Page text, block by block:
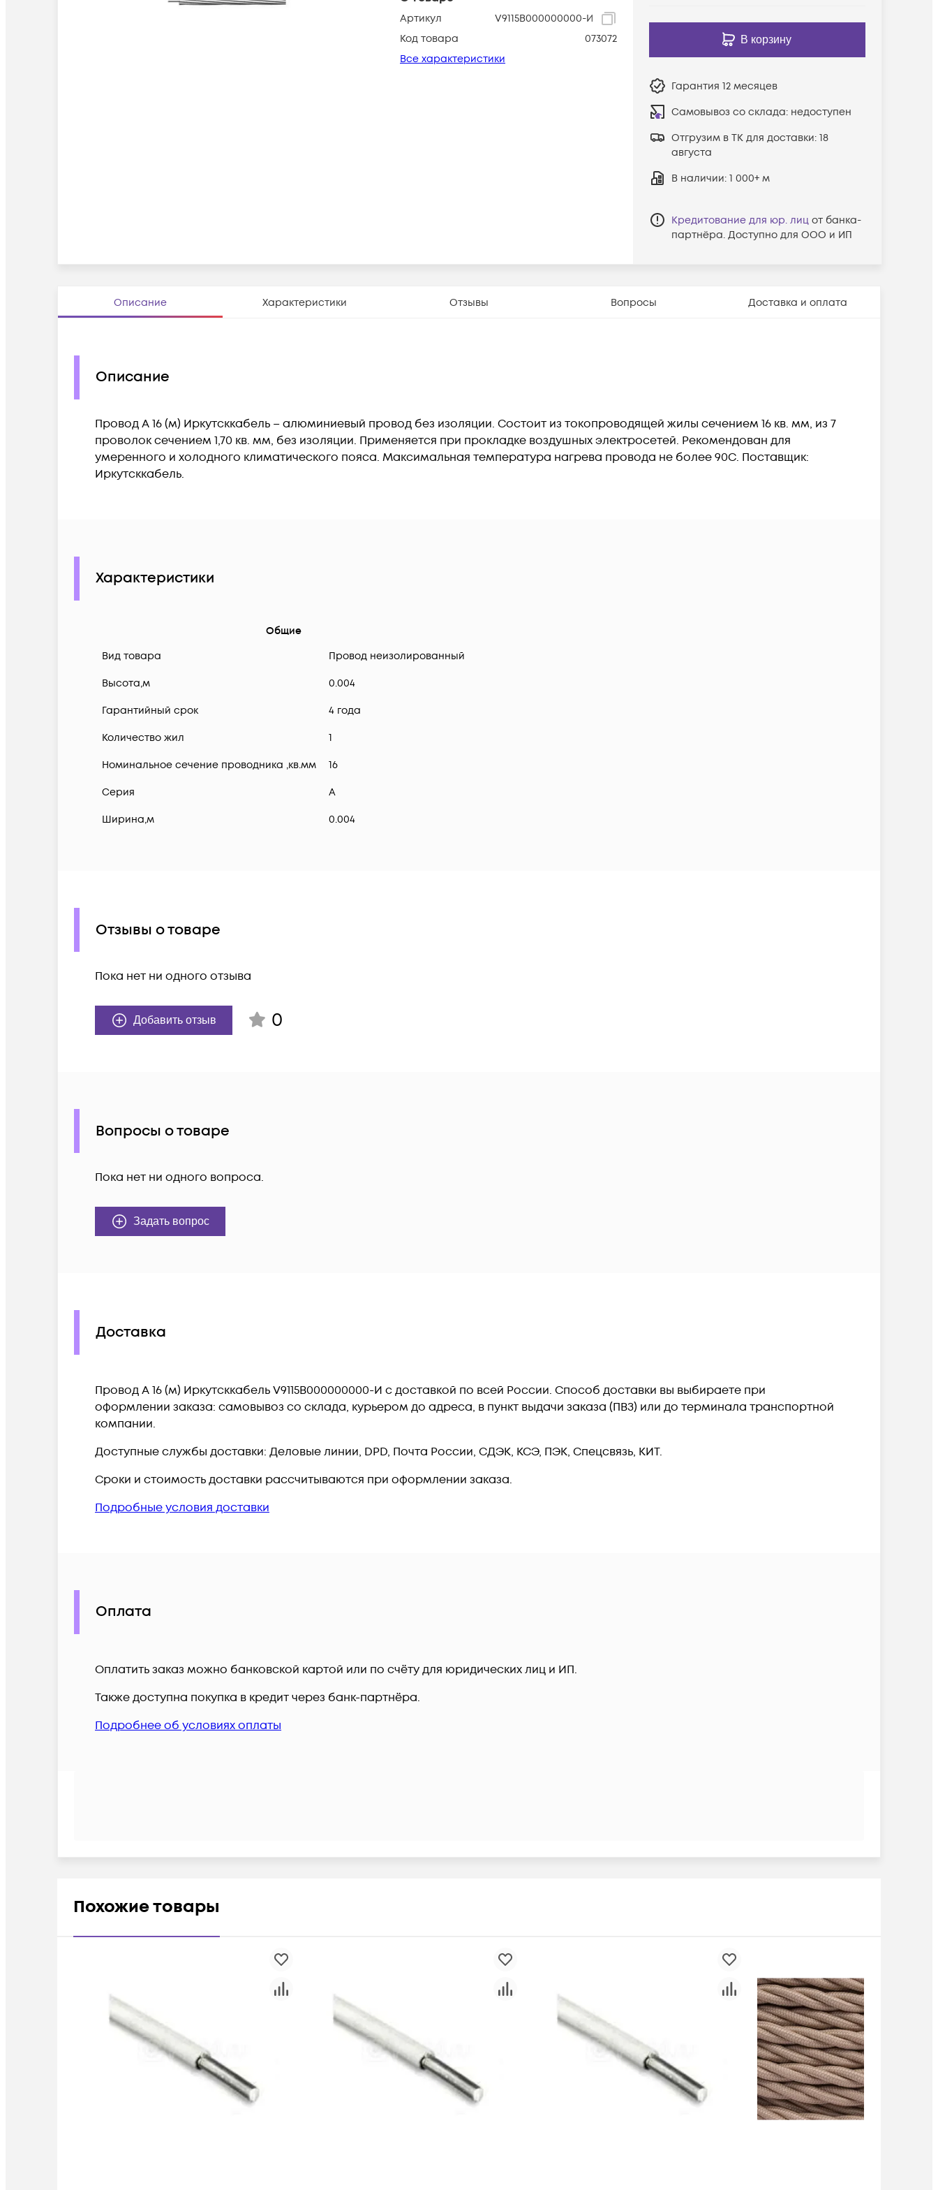
Артикул
V9115B000000000-И
Код товара
073072
Все характеристики
В корзину
Гарантия 12 месяцев
Самовывоз со склада: недоступен
Отгрузим в ТК для доставки: 18
августа
В наличии: 1 000+ м
Кредитование для юр. лиц от банка-
партнёра. Доступно для ООО и ИП
Описание Характеристики Отзывы Вопросы Доставка и оплата
Описание
Провод А 16 (м) Иркутсккабель – алюминиевый провод без изоляции. Состоит из токопроводящей жилы сечением 16 кв. мм, из 7
проволок сечением 1,70 кв. мм, без изоляции. Применяется при прокладке воздушных электросетей. Рекомендован для
умеренного и холодного климатического пояса. Максимальная температура нагрева провода не более 90С. Поставщик:
Иркутсккабель.
Характеристики
Общие
Вид товара
Провод неизолированный
Высота,м 0.004
Гарантийный срок 4 года
Количество жил 1
Номинальное сечение проводника ,кв.мм 16
Серия А
Ширина,м 0.004
Отзывы о товаре
Пока нет ни одного отзыва
Добавить отзыв 0
Вопросы о товаре
Пока нет ни одного вопроса.
Задать вопрос
Доставка
Провод А 16 (м) Иркутсккабель V9115B000000000-И c доставкой по всей России. Способ доставки вы выбираете при
оформлении заказа: самовывоз со склада, курьером до адреса, в пункт выдачи заказа (ПВЗ) или до терминала транспортной
компании.
Доступные службы доставки: Деловые линии, DPD, Почта России, СДЭК, КСЭ, ПЭК, Спецсвязь, КИТ.
Сроки и стоимость доставки рассчитываются при оформлении заказа.
Подробные условия доставки
Оплата
Оплатить заказ можно банковской картой или по счёту для юридических лиц и ИП.
Также доступна покупка в кредит через банк-партнёра.
Подробнее об условиях оплаты
Похожие товары